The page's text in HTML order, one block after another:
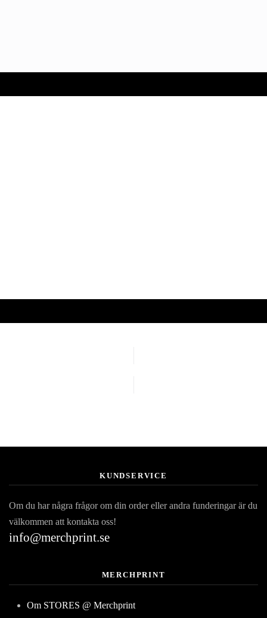
KUNDSERVICE
Om du har några frågor om din order eller andra funderingar är du
välkommen att kontakta oss!
info@merchprint.se
MERCHPRINT
Om STORES @ Merchprint